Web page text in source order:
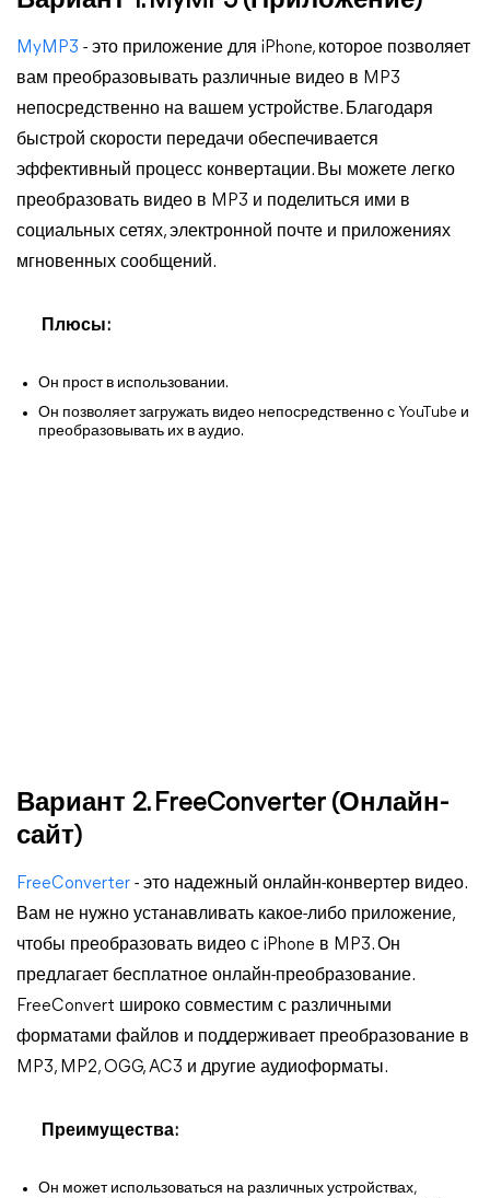
MyMP3 - это приложение для iPhone, которое позволяет
вам преобразовывать различные видео в MP3
непосредственно на вашем устройстве. Благодаря
быстрой скорости передачи обеспечивается
эффективный процесс конвертации. Вы можете легко
преобразовать видео в MP3 и поделиться ими в
социальных сетях, электронной почте и приложениях
мгновенных сообщений.
Плюсы:
Он прост в использовании.
Он позволяет загружать видео непосредственно с YouTube и
преобразовывать их в аудио.
Вариант 2. FreeConverter (Онлайн-
сайт)
FreeConverter - это надежный онлайн-конвертер видео.
Вам не нужно устанавливать какое-либо приложение,
чтобы преобразовать видео с iPhone в MP3. Он
предлагает бесплатное онлайн-преобразование.
FreeConvert широко совместим с различными
форматами файлов и поддерживает преобразование в
MP3, MP2, OGG, AC3 и другие аудиоформаты.
Преимущества:
Он может использоваться на различных устройствах,